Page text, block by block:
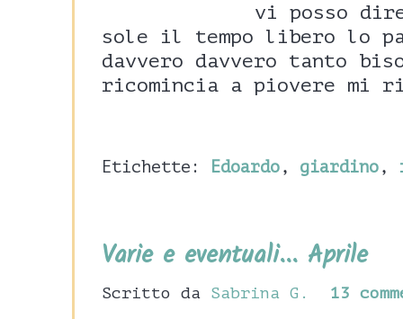
vi posso
sole il tempo libero lo
davvero davvero tanto
ricomincia a piovere mi
Etichette: Edoardo , giardino ,
Varie e eventuali... Aprile
Scritto da Sabrina G. 13